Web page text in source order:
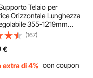
Telaio per
Orizzontale Lunghezza
355-1219mm
Regolabile tra 5,08-
Supporto per Lavoro di
Troncatrice da Esterno
Zincato
(167)
€
extra di 4% con coupon